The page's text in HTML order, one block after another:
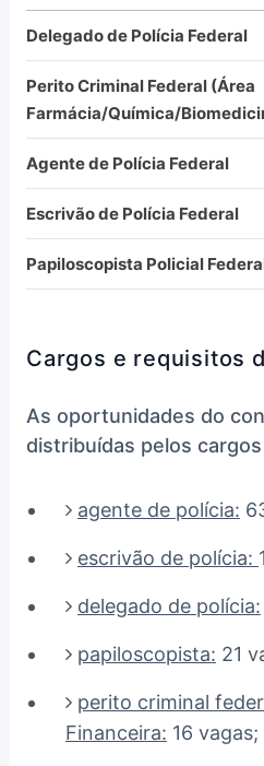
Delegado de Polícia Federal
Perito Criminal Federal (Área
Farmácia/Química/
Agente de Polícia Federal
Escrivão de Polícia Federal
Papiloscopista Policial
Cargos e requisitos
As oportunidades do
distribuídas pelos
agente de polícia:
escrivão de polícia:
delegado de polícia:
papiloscopista: 21
perito criminal
Financeira: 16 vagas;